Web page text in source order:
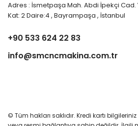
Adres : İsmetpaşa Mah. Abdi İpekçi Cad.
Kat: 2 Daire:4 , Bayrampaşa , İstanbul
+90 533 624 22 83
info@smcncmakina.com.tr
© Tüm hakları saklıdır. Kredi kartı